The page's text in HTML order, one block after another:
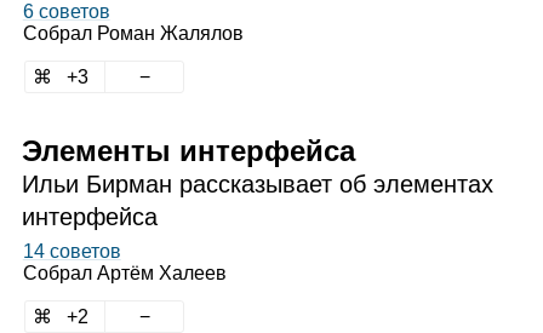
6 советов
Собрал Роман Жалялов
3
Элементы интерфейса
Ильи Бирман рассказывает об элементах
интерфейса
14 советов
Собрал Артём Халеев
2